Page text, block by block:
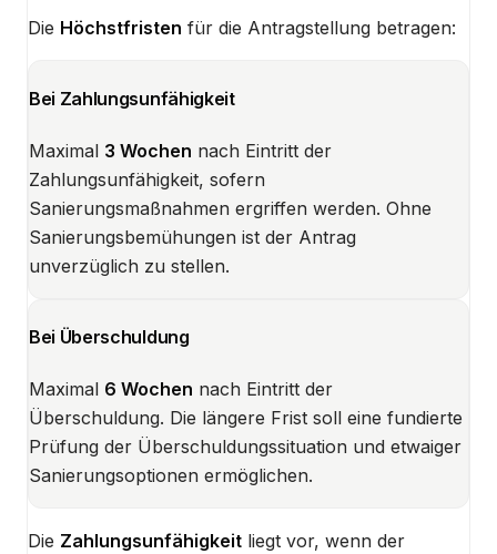
Die Höchstfristen für die Antragstellung betragen:
Bei Zahlungsunfähigkeit
Maximal 3 Wochen nach Eintritt der
Zahlungsunfähigkeit, sofern
Sanierungsmaßnahmen ergriffen werden. Ohne
Sanierungsbemühungen ist der Antrag
unverzüglich zu stellen.
Bei Überschuldung
Maximal 6 Wochen nach Eintritt der
Überschuldung. Die längere Frist soll eine fundierte
Prüfung der Überschuldungssituation und etwaiger
Sanierungsoptionen ermöglichen.
Die Zahlungsunfähigkeit liegt vor, wenn der